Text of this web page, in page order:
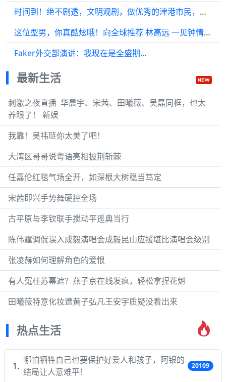
时间到！绝不剧透，文明观剧，做优秀的津港市民，严格遵观剧守则！
这位型男，你真酷炫哦！向全球推荐 林高远 一见钟情 理想型男
Faker外交部演讲：我现在是全盛期…
最新生活
刺激之夜直播 ​ 华晨宇、宋茜、田曦薇、吴磊同框，也太
养眼了！ 新娱
我靠！吴祎琏你太美了吧！
大湾区哥哥说粤语亮相披荆斩棘
任嘉伦红毯气场全开，如深根大树稳当笃定
宋茜即兴手势舞硬控全场
古平原与李钦联手搅动平遥典当行
陈伟霆调侃误入成毅演唱会成毅昆山应援堪比演唱会级别
张凌赫如何理解角色的爱恨
有人冤枉苏幕遮？燕子京在线发疯，轻松拿捏花魁
田曦薇特意化妆遭黄子弘凡王安宇质疑没看出来
热点生活
哪怕牺牲自己也要保护好爱人和孩子，阿银的
结局让人意难平！
20109